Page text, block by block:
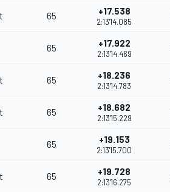
65 +17.538
2:13'14.085
65 +17.922
2:13'14.469
65 +18.236
2:13'14.783
65 +18.682
2:13'15.229
65 +19.153
2:13'15.700
65 +19.728
2:13'16.275